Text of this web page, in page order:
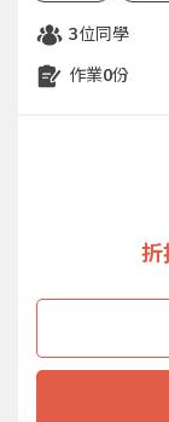
3位同學
作業0份
折